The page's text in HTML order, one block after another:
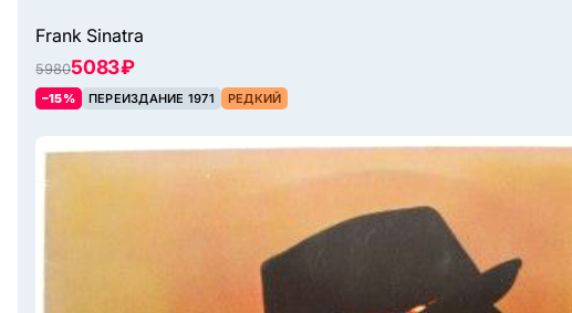
Frank Sinatra
59805083 ₽
–15% ПЕРЕИЗДАНИЕ 1971 РЕДКИЙ